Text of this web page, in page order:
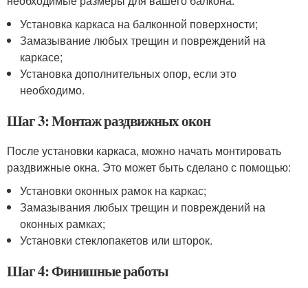
Установка каркаса на балконной поверхности;
Замазывание любых трещин и повреждений на
каркасе;
Установка дополнительных опор, если это
необходимо.
Шаг 3: Монтаж раздвижных окон
После установки каркаса, можно начать монтировать
раздвижные окна. Это может быть сделано с помощью:
Установки оконных рамок на каркас;
Замазывания любых трещин и повреждений на
оконных рамках;
Установки стеклопакетов или шторок.
Шаг 4: Финишные работы